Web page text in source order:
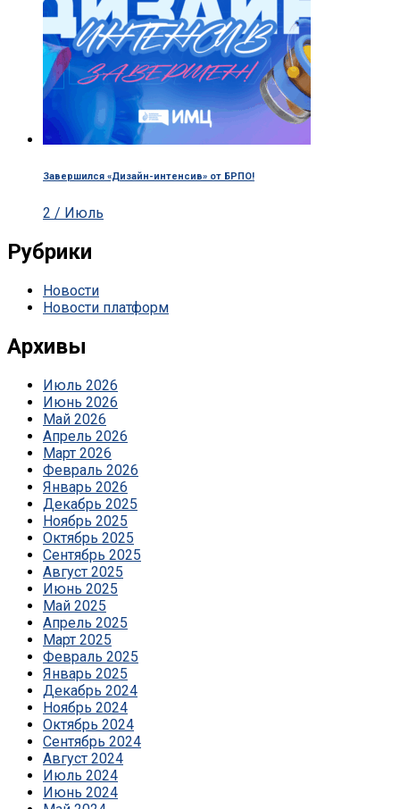
Завершился «Дизайн-интенсив» от БРПО!
2 / Июль
Рубрики
Новости
Новости платформ
Архивы
Июль 2026
Июнь 2026
Май 2026
Апрель 2026
Март 2026
Февраль 2026
Январь 2026
Декабрь 2025
Ноябрь 2025
Октябрь 2025
Сентябрь 2025
Август 2025
Июнь 2025
Май 2025
Апрель 2025
Март 2025
Февраль 2025
Январь 2025
Декабрь 2024
Ноябрь 2024
Октябрь 2024
Сентябрь 2024
Август 2024
Июль 2024
Июнь 2024